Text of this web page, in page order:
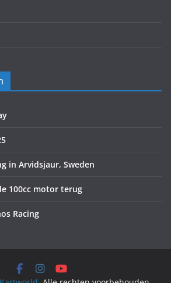
in Arvidsjaur, Sweden
100cc motor terug
Racing